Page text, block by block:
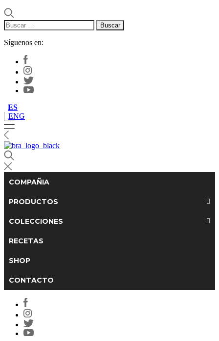
Buscar:
Síguenos en:
ES
ENG
COMPAÑIA
PRODUCTOS
COLECCIONES
RECETAS
SHOP
CONTACTO